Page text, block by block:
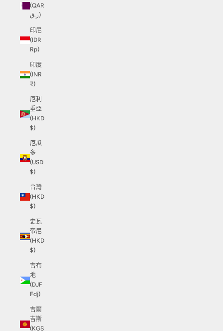
(QAR
ر.ق)
印尼
(IDR
Rp)
印度
(INR
₹)
厄利
垂亞
(HKD
$)
厄瓜
多
(USD
$)
台灣
(HKD
$)
史瓦
帝尼
(HKD
$)
吉布
地
(DJF
Fdj)
吉爾
吉斯
(KGS